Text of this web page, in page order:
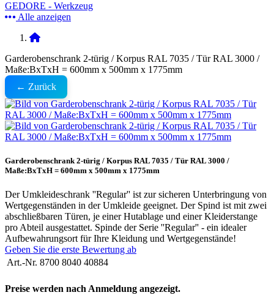
GEDORE - Werkzeug
Alle anzeigen
Garderobenschrank 2-türig / Korpus RAL 7035 / Tür RAL 3000 /
Maße:BxTxH = 600mm x 500mm x 1775mm
← Zurück
Garderobenschrank 2-türig / Korpus RAL 7035 / Tür RAL 3000 /
Maße:BxTxH = 600mm x 500mm x 1775mm
Der Umkleideschrank ''Regular'' ist zur sicheren Unterbringung von
Wertgegenständen in der Umkleide geeignet. Der Spind ist mit zwei
abschließbaren Türen, je einer Hutablage und einer Kleiderstange
pro Abteil ausgestattet. Spinde der Serie ''Regular'' - ein idealer
Aufbewahrungsort für Ihre Kleidung und Wertgegenstände!
Geben Sie die erste Bewertung ab
Art.-Nr. 8700 8040 40884
Preise werden nach Anmeldung angezeigt.